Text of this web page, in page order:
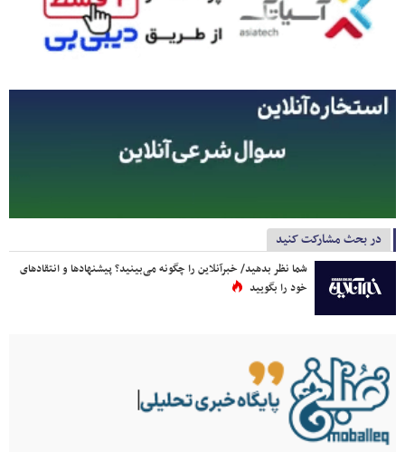
در بحث مشارکت کنید
شما نظر بدهید/ خبرآنلاین را چگونه می‌بینید؟ پیشنهادها و انتقادهای
خود را بگویید